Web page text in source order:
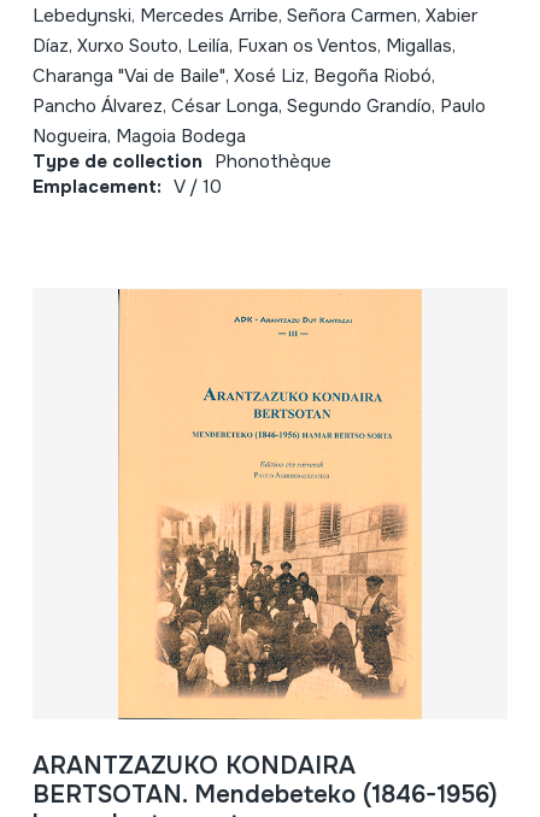
Lebedynski, Mercedes Arribe, Señora Carmen, Xabier
Díaz, Xurxo Souto, Leilía, Fuxan os Ventos, Migallas,
Charanga "Vai de Baile", Xosé Liz, Begoña Riobó,
Pancho Álvarez, César Longa, Segundo Grandío, Paulo
Nogueira, Magoia Bodega
Type de collection Phonothèque
Emplacement: V / 10
ARANTZAZUKO KONDAIRA
BERTSOTAN. Mendebeteko (1846-1956)